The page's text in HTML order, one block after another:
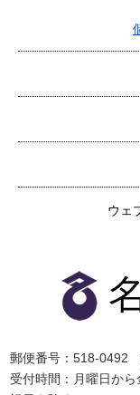
ウェ
郵便番号：518-0492
受付時間：月曜日か